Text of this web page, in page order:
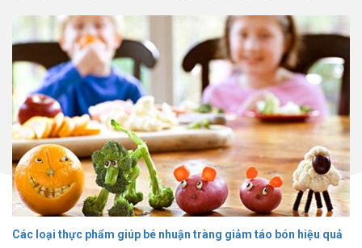
Các loại thực phẩm giúp bé nhuận tràng giảm táo bón hiệu quả